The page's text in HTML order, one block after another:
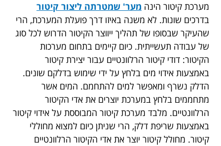
מערכת קיטור הינה מער' שמטרתה ליצור קיטור
בדרכים שונות. לא משנה באיזו דרך פועלת המערכת, הרי
שהעיקר שבסופו של תהליך ייווצר הקיטור הדרוש לכל סוג
של עבודה תעשייתית. כיום קיימים בתחום מערכות
הקיטור: דודי קיטור הרלוונטיים עבור יצירת קיטור
באמצעות אידוי מים בלחץ על ידי שימוש בדלקם שונים.
הדלק נשרף ומאפשר למים להתחמם. המים אשר
מתחממים בלחץ במערכת יוצרים את אדי הקיטור
הרלוונטיים. מלבד מערכת קיטור המבוססת על אידוי קיטור
באמצעות שריפת דלק, הרי שניתן כיום למצוא מחוללי
קיטור. מחולל קיטור יוצר את אדי הקיטור הרלוונטיים